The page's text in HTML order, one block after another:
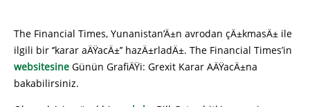
The Financial Times, Yunanistan’Ä±n avrodan çÄ±kmasÄ± ile
ilgili bir ‘’karar aÄŸacÄ±’’ hazÄ±rladÄ±. The Financial Times’in
websitesine Günün GrafiÄŸi: Grexit Karar AÄŸacÄ±na
bakabilirsiniz.